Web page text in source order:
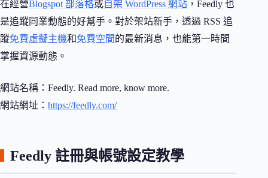
在經營Blogspot 部落格或自架 WordPress 網站 ，Feedly 也
是追蹤同業動態的好幫手。對於架站新手，透過 RSS 追
蹤免費虛擬主機和免費空間的最新消息，也能第一時間
掌握資源動態。
網站名稱：Feedly. Read more, know more.
網站網址： https://feedly.com/
Feedly 註冊與帳號設定教學